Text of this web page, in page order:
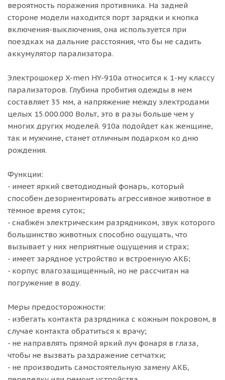
вероятность поражения противника. На задней
стороне модели находится порт зарядки и кнопка
включения-выключения, она используется при
поездках на дальние расстояния, что бы не садить
аккумулятор парализатора.
Электрошокер X-men HY-910a относится к 1-му классу
парализаторов. Глубина пробития одежды в нем
составляет 35 мм, а напряжение между электродами
целых 15.000.000 Вольт, это в разы больше чем у
многих других моделей. 910a подойдет как женщине,
так и мужчине, станет отличным подарком ко дню
рождения.
Функции:
- имеет яркий светодиодный фонарь, который
способен дезориентировать агрессивное животное в
тёмное время суток;
- снабжён электрическим разрядником, звук которого
большинство животных способно ощущать, что
вызывает у них неприятные ощущения и страх;
- имеет зарядное устройство и встроенную АКБ;
- корпус влагозащищённый, но не рассчитан на
погружение в воду.
Меры предосторожности:
- избегать контакта разрядника с кожным покровом, в
случае контакта обратиться к врачу;
- не направлять прямой яркий луч фонаря в глаза,
чтобы не вызвать раздражение сетчатки;
- не производить самостоятельную замену АКБ,